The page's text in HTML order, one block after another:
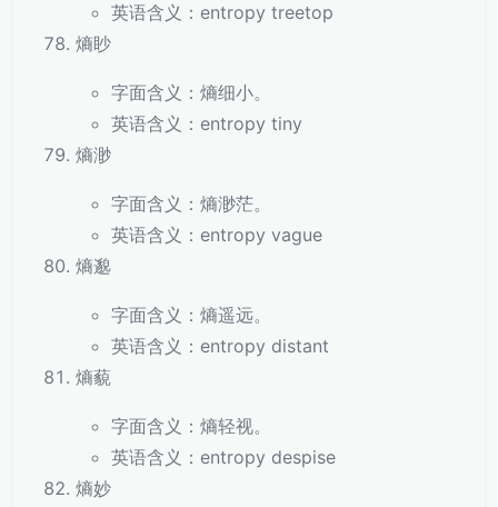
英语含义：entropy treetop
熵眇
字面含义：熵细小。
英语含义：entropy tiny
熵渺
字面含义：熵渺茫。
英语含义：entropy vague
熵邈
字面含义：熵遥远。
英语含义：entropy distant
熵藐
字面含义：熵轻视。
英语含义：entropy despise
熵妙